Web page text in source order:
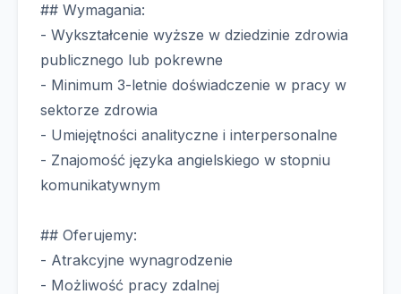
## Wymagania:
- Wykształcenie wyższe w dziedzinie zdrowia
publicznego lub pokrewne
- Minimum 3-letnie doświadczenie w pracy w
sektorze zdrowia
- Umiejętności analityczne i interpersonalne
- Znajomość języka angielskiego w stopniu
komunikatywnym
## Oferujemy:
- Atrakcyjne wynagrodzenie
- Możliwość pracy zdalnej